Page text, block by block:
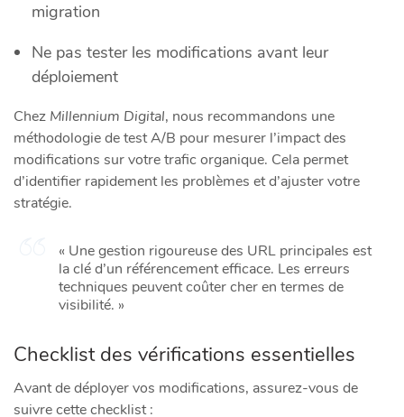
migration
Ne pas tester les modifications avant leur
déploiement
Chez Millennium Digital, nous recommandons une
méthodologie de test A/B pour mesurer l’impact des
modifications sur votre trafic organique. Cela permet
d’identifier rapidement les problèmes et d’ajuster votre
stratégie.
« Une gestion rigoureuse des URL principales est
la clé d’un référencement efficace. Les erreurs
techniques peuvent coûter cher en termes de
visibilité. »
Checklist des vérifications essentielles
Avant de déployer vos modifications, assurez-vous de
suivre cette checklist :